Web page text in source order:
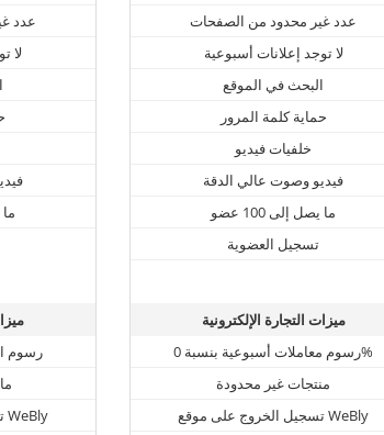
عدد
لا
ما
3%
تسجيل الخروج على موقع WeBly
عدد غير محدود من الصفحات
لا توجد إعلانات أسبوعية
البحث في الموقع
حماية كلمة المرور
خلفيات فيديو
فيديو وصوت عالي الدقة
ما يصل إلى 100 عضو
تسجيل العضوية
ميزات التجارة الإلكترونية
رسوم معاملات أسبوعية بنسبة 0%
منتجات غير محدودة
تسجيل الخروج على موقع WeBly